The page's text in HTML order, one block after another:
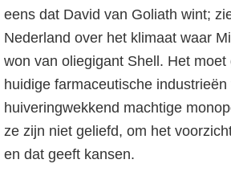
eens dat David van Goliath wint;
Nederland over het klimaat waar
won van oliegigant Shell. Het moet
huidige farmaceutische
huiveringwekkend machtige
ze zijn niet geliefd, om het
en dat geeft kansen.